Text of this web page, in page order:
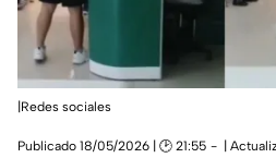
|Redes sociales
Publicado 18/05/2026 | 🕑 21:55 |